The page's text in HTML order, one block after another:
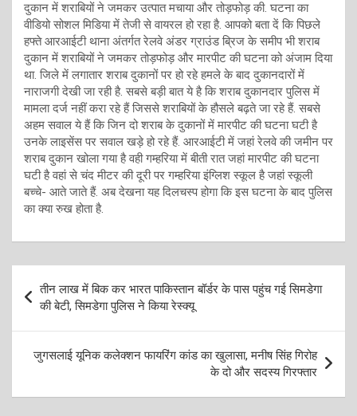
दुकान में शराबियों ने जमकर उत्पात मचाया और तोड़फोड़ की. घटना का
वीडियो सोशल मिडिया में तेजी से वायरल हो रहा है. आपको बता दें कि पिछले
हफ्ते आरआईटी थाना अंतर्गत रेलवे अंडर ग्राउंड ब्रिज के समीप भी शराब
दुकान में शराबियों ने जमकर तोड़फोड़ और मारपीट की घटना को अंजाम दिया
था. जिले में लगातार शराब दुकानों पर हो रहे हमले के बाद दुकानदारों में
नाराजगी देखी जा रही है. सबसे बड़ी बात ये है कि शराब दुकानदार पुलिस में
मामला दर्ज नहीं करा रहे हैं जिससे शराबियों के हौसले बढ़ते जा रहे हैं. सबसे
अहम सवाल ये हैं कि जिन दो शराब के दुकानों में मारपीट की घटना घटी है
उनके लाइसेंस पर सवाल खड़े हो रहे हैं. आरआईटी में जहां रेलवे की जमीन पर
शराब दुकान खोला गया है वही गम्हरिया में बीती रात जहां मारपीट की घटना
घटी है वहां से चंद मीटर की दूरी पर गम्हरिया इंग्लिश स्कूल है जहां स्कूली
बच्चे- आते जाते हैं. अब देखना यह दिलचस्प होगा कि इस घटना के बाद पुलिस
का क्या रुख होता है.
Post
navigation
तीन लाख में बिक कर भारत पाकिस्तान बॉर्डर के पास पहुंच गई सिमडेगा
की बेटी, सिमडेगा पुलिस ने किया रेस्क्यू
जुगसलाई यूनिक कलेक्शन फायरिंग कांड का खुलासा, मनीष सिंह गिरोह
के दो और सदस्य गिरफ्तार